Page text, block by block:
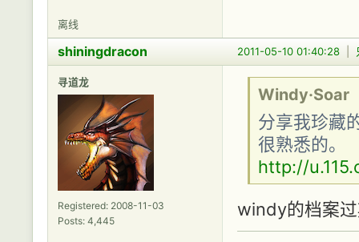
离线
2011-05-10 01:40:28
shiningdracon
寻道龙
Registered: 2008-11-03
Posts: 4,445
Windy·Soar
分享我珍藏
很熟悉的。
http://
windy的档案